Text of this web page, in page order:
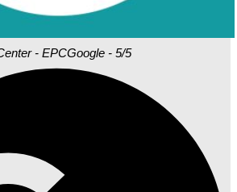
- EPCGoogle - 5/5